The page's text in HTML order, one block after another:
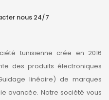
nous 24/7
tunisienne crée en 2016
des produits électroniques
Guidage linéaire) de marques
avancée. Notre société vous